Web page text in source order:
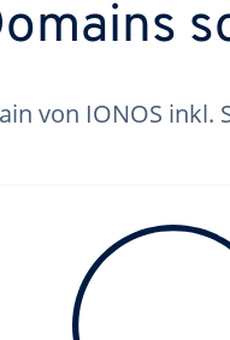
von IONOS inkl.